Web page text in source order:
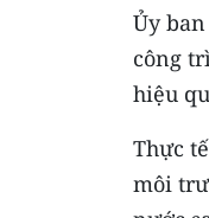
Ủy
công
hiệu
Thực
môi